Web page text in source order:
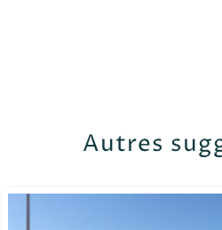
Autres